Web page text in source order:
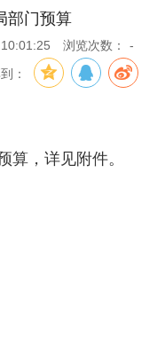
部门预算
浏览次数： -
：
，详见附件。